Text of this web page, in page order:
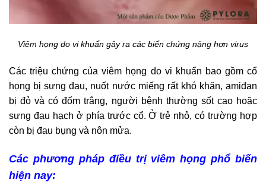
Viêm họng do vi khuẩn gây ra các biến chứng nặng hơn virus
Các triệu chứng của viêm họng do vi khuẩn bao gồm cổ
họng bị sưng đau, nuốt nước miếng rất khó khăn, amiđan
bị đỏ và có đốm trắng, người bệnh thường sốt cao hoặc
sưng đau hạch ở phía trước cổ. Ở trẻ nhỏ, có trường hợp
còn bị đau bụng và nôn mửa.
Các phương pháp điều trị viêm họng phổ biến
hiện nay: